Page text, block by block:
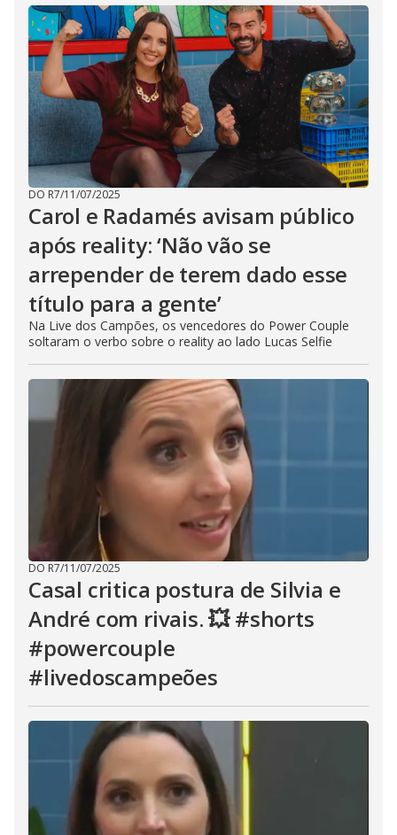
DO R7/11/07/2025
Carol e Radamés avisam público
após reality: ‘Não vão se
arrepender de terem dado esse
título para a gente’
Na Live dos Campões, os vencedores do Power Couple
soltaram o verbo sobre o reality ao lado Lucas Selfie
DO R7/11/07/2025
Casal critica postura de Silvia e
André com rivais. 💥 #shorts
#powercouple
#livedoscampeões